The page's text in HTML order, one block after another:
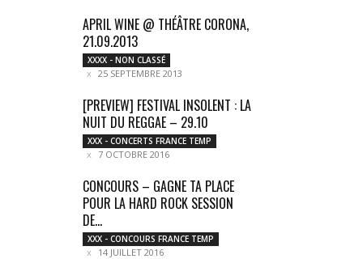
APRIL WINE @ THÉÂTRE CORONA,
21.09.2013
XXXX - NON CLASSÉ
25 SEPTEMBRE 2013
[PREVIEW] FESTIVAL INSOLENT : LA
NUIT DU REGGAE – 29.10
XXX - CONCERTS FRANCE TEMP
7 OCTOBRE 2016
CONCOURS – GAGNE TA PLACE
POUR LA HARD ROCK SESSION
DE...
XXX - CONCOURS FRANCE TEMP
14 JUILLET 2016